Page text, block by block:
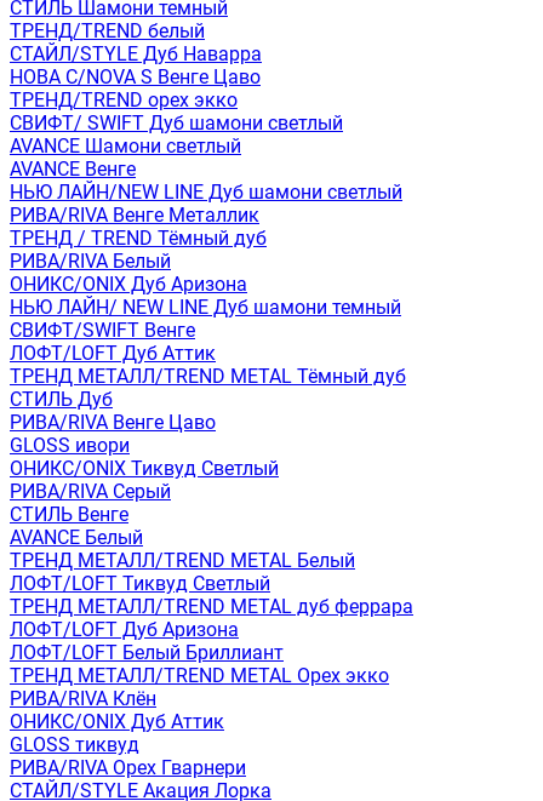
СТИЛЬ Шамони темный
ТРЕНД/TREND белый
СТАЙЛ/STYLE Дуб Наварра
НОВА С/NOVA S Венге Цаво
ТРЕНД/TREND орех экко
СВИФТ/ SWIFT Дуб шамони светлый
AVANCE Шамони светлый
AVANCE Венге
НЬЮ ЛАЙН/NEW LINE Дуб шамони светлый
РИВА/RIVA Венге Металлик
TРЕНД / TREND Тёмный дуб
РИВА/RIVA Белый
ОНИКС/ONIX Дуб Аризона
НЬЮ ЛАЙН/ NEW LINE Дуб шамони темный
СВИФТ/SWIFT Венге
ЛОФТ/LOFT Дуб Аттик
ТРЕНД МЕТАЛЛ/TREND METAL Тёмный дуб
СТИЛЬ Дуб
РИВА/RIVA Венге Цаво
GLOSS ивори
ОНИКС/ONIX Тиквуд Светлый
РИВА/RIVA Серый
СТИЛЬ Венге
AVANСE Белый
ТРЕНД МЕТАЛЛ/TREND METAL Белый
ЛОФТ/LOFT Тиквуд Светлый
ТРЕНД МЕТАЛЛ/TREND METAL дуб феррара
ЛОФТ/LOFT Дуб Аризона
ЛОФТ/LOFT Белый Бриллиант
ТРЕНД МЕТАЛЛ/TREND METAL Орех экко
РИВА/RIVA Клён
ОНИКС/ONIX Дуб Аттик
GLOSS тиквуд
РИВА/RIVA Орех Гварнери
СТАЙЛ/STYLE Акация Лорка